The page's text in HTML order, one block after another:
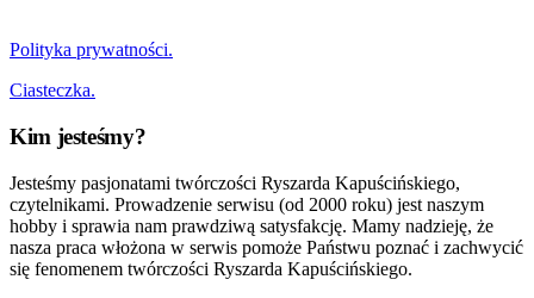
Polityka prywatności.
Ciasteczka.
Kim jesteśmy?
Jesteśmy pasjonatami twórczości Ryszarda Kapuścińskiego,
czytelnikami. Prowadzenie serwisu (od 2000 roku) jest naszym
hobby i sprawia nam prawdziwą satysfakcję. Mamy nadzieję, że
nasza praca włożona w serwis pomoże Państwu poznać i zachwycić
się fenomenem twórczości Ryszarda Kapuścińskiego.